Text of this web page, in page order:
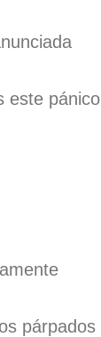
este pánico
párpados